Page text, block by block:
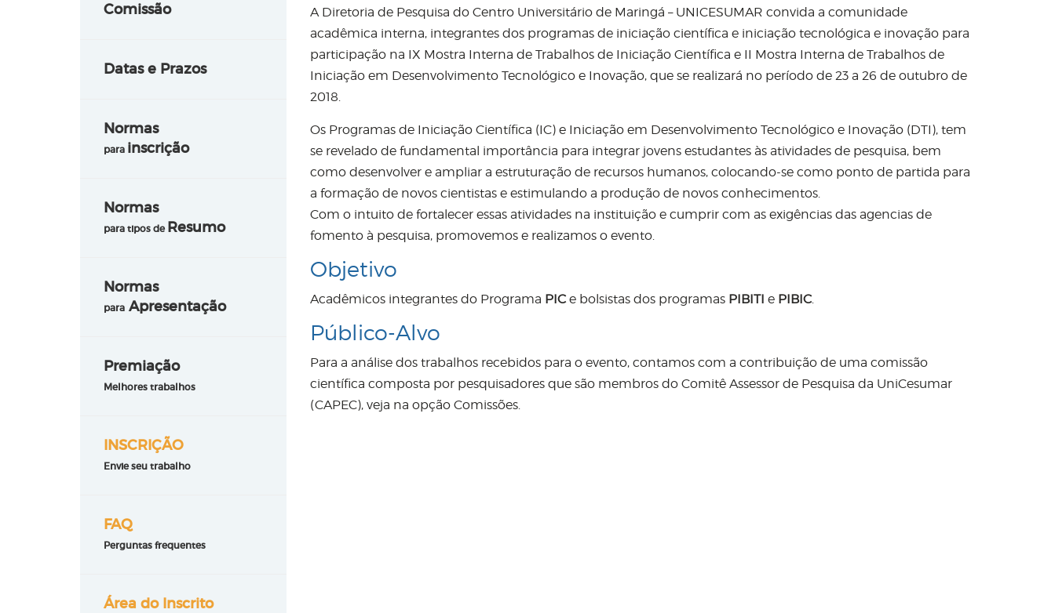
Comissão
Datas e Prazos
Normas
para inscrição
Normas
para tipos de Resumo
Normas
para Apresentação
Premiação
Melhores trabalhos
INSCRIÇÃO
Envie seu trabalho
FAQ
Perguntas frequentes
Área do Inscrito
A Diretoria de Pesquisa do Centro Universitário de Maringá – UNICESUMAR convida a comunidade
acadêmica interna, integrantes dos programas de iniciação científica e iniciação tecnológica e inovação para
participação na IX Mostra Interna de Trabalhos de Iniciação Científica e II Mostra Interna de Trabalhos de
Iniciação em Desenvolvimento Tecnológico e Inovação, que se realizará no período de 23 a 26 de outubro de
2018.
Os Programas de Iniciação Científica (IC) e Iniciação em Desenvolvimento Tecnológico e Inovação (DTI), tem
se revelado de fundamental importância para integrar jovens estudantes às atividades de pesquisa, bem
como desenvolver e ampliar a estruturação de recursos humanos, colocando-se como ponto de partida para
a formação de novos cientistas e estimulando a produção de novos conhecimentos.
Com o intuito de fortalecer essas atividades na instituição e cumprir com as exigências das agencias de
fomento à pesquisa, promovemos e realizamos o evento.
Objetivo
Acadêmicos integrantes do Programa PICe bolsistas dos programas PIBITI e PIBIC.
Público-Alvo
Para a análise dos trabalhos recebidos para o evento, contamos com a contribuição de uma comissão
científica composta por pesquisadores que são membros do Comitê Assessor de Pesquisa da UniCesumar
(CAPEC), veja na opção Comissões.